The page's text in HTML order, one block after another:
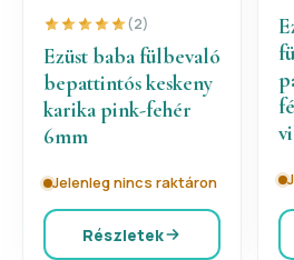
(2)
Ezüst baba fülbevaló
bepattintós keskeny
karika pink-fehér
6mm
Jelenleg nincs raktáron
Részletek